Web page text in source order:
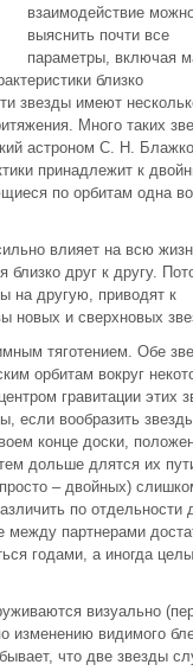
взаимодействие
выяснить почти все
параметры, включая
близко
звезды имеют
Много таких
астроном С. Н.
принадлежит к
по орбитам одна
влияет на всю
близко друг к другу.
на другую, приводят к
новых и сверхновых
тяготением. Обе
орбитам вокруг
гравитации этих
если вообразить
конце доски,
дольше длятся их
– двойных)
по отдельности
партнерами
годами, а иногда
визуально
изменению видимого
что две звезды